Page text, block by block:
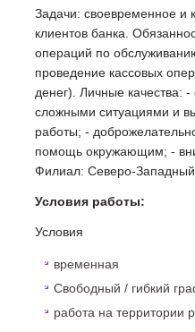
Задачи: своевременное и
клиентов банка.
операций по
проведение кассовых
денег). Личные качества: -
сложными ситуациями и
работы; -
помощь окружающим; -
Филиал: Северо-
Условия работы:
Условия
временная
Свободный / гибкий
работа на территории